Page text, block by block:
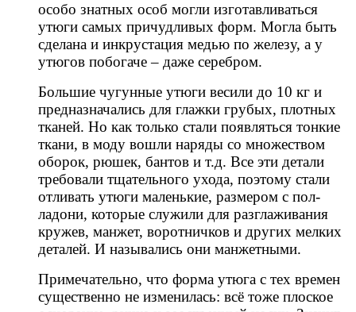
особо знатных особ могли изготавливаться
утюги самых причудливых форм. Могла быть
сделана и инкрустация медью по железу, а у
утюгов побогаче – даже серебром.
Большие чугунные утюги весили до 10 кг и
предназначались для глажки грубых, плотных
тканей. Но как только стали появляться тонкие
ткани, в моду вошли наряды со множеством
оборок, рюшек, бантов и т.д. Все эти детали
требовали тщательного ухода, поэтому стали
отливать утюги маленькие, размером с пол-
ладони, которые служили для разглаживания
кружев, манжет, воротничков и других мелких
деталей. И назывались они манжетными.
Примечательно, что форма утюга с тех времен
существенно не изменилась: всё тоже плоское